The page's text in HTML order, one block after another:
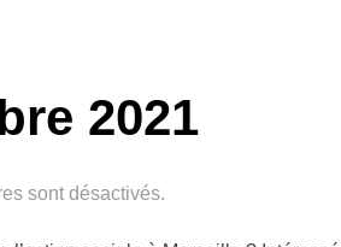
2021
sont désactivés.